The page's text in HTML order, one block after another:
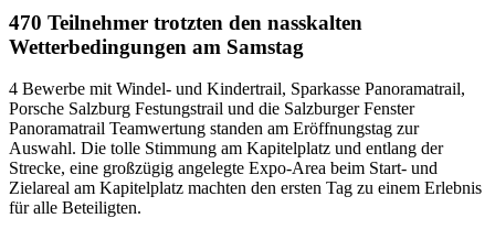
470 Teilnehmer trotzten den nasskalten
Wetterbedingungen am Samstag
4 Bewerbe mit Windel- und Kindertrail, Sparkasse Panoramatrail,
Porsche Salzburg Festungstrail und die Salzburger Fenster
Panoramatrail Teamwertung standen am Eröffnungstag zur
Auswahl. Die tolle Stimmung am Kapitelplatz und entlang der
Strecke, eine großzügig angelegte Expo-Area beim Start- und
Zielareal am Kapitelplatz machten den ersten Tag zu einem Erlebnis
für alle Beteiligten.